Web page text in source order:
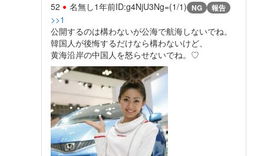
52 名無し1年前ID:g4NjU3Ng=(1/1) NG 報告
>>1
公開するのは構わないが公海で航海しないでね。
韓国人が後悔するだけなら構わないけど、
黄海沿岸の中国人を怒らせないでね。♡